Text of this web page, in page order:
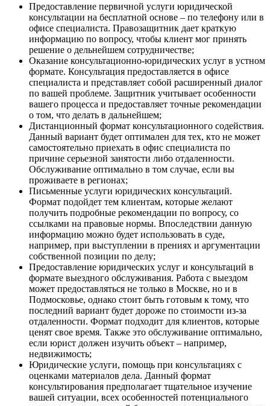
Предоставление первичной услуги юридической
консультации на бесплатной основе – по телефону или в
офисе специалиста. Правозащитник дает краткую
информацию по вопросу, чтобы клиент мог принять
решение о дельнейшем сотрудничестве;
Оказание консультационно-юридических услуг в устном
формате. Консультация предоставляется в офисе
специалиста и представляет собой расширенный диалог
по вашей проблеме. Защитник учитывает особенности
вашего процесса и предоставляет точные рекомендации
о том, что делать в дальнейшем;
Дистанционный формат консультационного содействия.
Данный вариант будет оптимален для тех, кто не может
самостоятельно приехать в офис специалиста по
причине серьезной занятости либо отдаленности.
Обслуживание оптимально в том случае, если вы
проживаете в регионах;
Письменные услуги юридических консультаций.
Формат подойдет тем клиентам, которые желают
получить подробные рекомендации по вопросу, со
ссылками на правовые нормы. Впоследствии данную
информацию можно будет использовать в суде,
например, при выступлении в прениях и аргументации
собственной позиции по делу;
Предоставление юридических услуг и консультаций в
формате выездного обслуживания. Работа с выездом
может предоставляться не только в Москве, но и в
Подмосковье, однако стоит быть готовым к тому, что
последний вариант будет дороже по стоимости из-за
отдаленности. Формат подходит для клиентов, которые
ценят свое время. Также это обслуживание оптимально,
если юрист должен изучить объект – например,
недвижимость;
Юридические услуги, помощь при консультациях с
оценками материалов дела. Данный формат
консультирования предполагает тщательное изучение
вашей ситуации, всех особенностей потенциального